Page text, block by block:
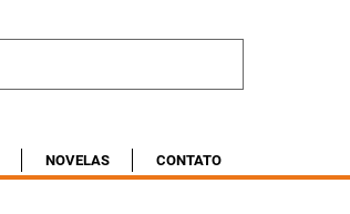
NOVELAS CONTATO